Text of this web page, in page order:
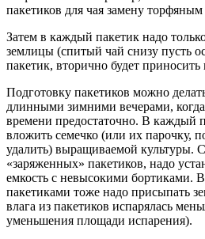
пакетиков для чая замену торфяным
Затем в каждый пакетик надо
землицы (спитый чай снизу пусть
пакетик, вторично будет приносить
Подготовку пакетиков можно
длинными зимними вечерами,
времени предостаточно. В каждый
вложить семечко (или их парочку,
удалить) выращиваемой культуры.
«заряженных» пакетиков, надо
емкость с невысокими бортиками.
пакетиками тоже надо присыпать
влага из пакетиков испарялась
уменьшения площади испарения).